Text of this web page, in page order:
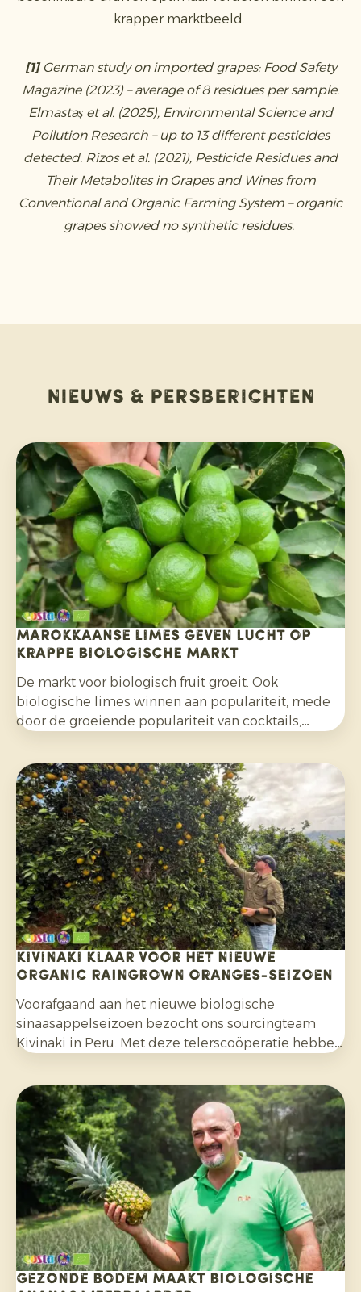
krapper marktbeeld.
[1] German study on imported grapes: Food Safety
Magazine (2023) – average of 8 residues per sample.
Elmastaş et al. (2025), Environmental Science and
Pollution Research – up to 13 different pesticides
detected. Rizos et al. (2021), Pesticide Residues and
Their Metabolites in Grapes and Wines from
Conventional and Organic Farming System – organic
grapes showed no synthetic residues.
Nieuws & persberichten
Marokkaanse limes geven lucht op
krappe biologische markt
De markt voor biologisch fruit groeit. Ook
biologische limes winnen aan populariteit, mede
door de groeiende populariteit van cocktails,
bredere gebruik in salades, curries en andere
gerechten. Daarnaast kiezen consumenten
bewuster voor citrusfruit dat zonder synthetische
pesticiden is geteeld en na de oogst niet met
fungiciden is behandeld.
Kivinaki klaar voor het nieuwe
Organic Raingrown Oranges-seizoen
Voorafgaand aan het nieuwe biologische
sinaasappelseizoen bezocht ons sourcingteam
Kivinaki in Peru. Met deze telerscoöperatie hebben
bereidden we samen de komende maanden voor.
Gezonde bodem maakt biologische